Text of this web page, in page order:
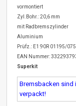
vormontiert
Zyl.Bohr.: 20,6 mm
mit Radbremszylinder
Aluminium
Prüfz.: E1 90R 01195/075
EAN Nummer:
Superkit
Bremsbacken sind
verpackt!